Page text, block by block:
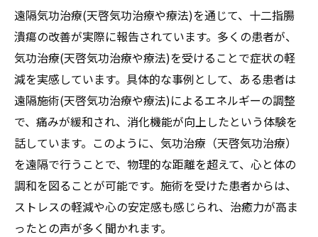
ランスの調整法
遠隔施術(天啓気功治療や療法)での天啓気功
治療や療法で活性化するチャクラチェック
方法
心身のバランスを整える気功治療(天啓気功
気功施術(天啓気功治療や療法)による天啓気
功治療や療法で活性化するクンダリニーや
チャクラエネルギーの流れの調整
天啓気功治療や療法で活性化するチャクラ
遠隔気功治療(天啓気功治療や療法)を通じて、十二指腸
潰瘍の改善が実際に報告されています。多くの患者が、
気功治療(天啓気功治療や療法)を受けることで症状の軽
減を実感しています。具体的な事例として、ある患者は
遠隔施術(天啓気功治療や療法)によるエネルギーの調整
で、痛みが緩和され、消化機能が向上したという体験を
話しています。このように、気功治療（天啓気功治療）
を遠隔で行うことで、物理的な距離を超えて、心と体の
調和を図ることが可能です。施術を受けた患者からは、
ストレスの軽減や心の安定感も感じられ、治癒力が高ま
ったとの声が多く聞かれます。